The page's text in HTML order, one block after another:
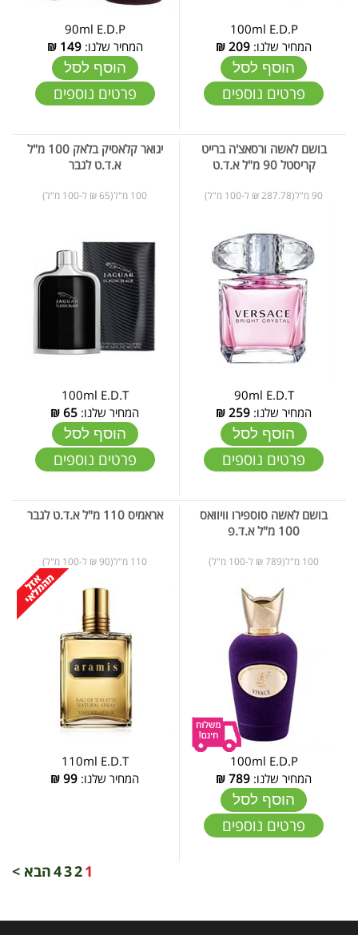
100ml E.D.P
המחיר שלנו: 209
₪
הוסף לסל
פרטים נוספים
90ml E.D.P
המחיר שלנו:149
₪
הוסף לסל
פרטים נוספים
בושם לאשה ורסאצ'ה ברייט
קריסטל 90 מ"ל א.ד.ט
90 מ"ל(287.78 ₪ ל-100 מ"ל)
90ml E.D.T
המחיר שלנו: 259
₪
הוסף לסל
פרטים נוספים
יגואר קלאסיק בלאק 100 מ"ל
א.ד.ט לגבר
100 מ"ל(65 ₪ ל-100 מ"ל)
100ml E.D.T
המחיר שלנו: 65
₪
הוסף לסל
פרטים נוספים
בושם לאשה סוספירו וויוואס
100 מ"ל א.ד.פ
100 מ"ל(789 ₪ ל-100 מ"ל)
100ml E.D.P
המחיר שלנו: 789
₪
הוסף לסל
פרטים נוספים
אראמיס 110 מ"ל א.ד.ט לגבר
110 מ"ל(90 ₪ ל-100 מ"ל)
110ml E.D.T
המחיר שלנו: 99
₪
1
2
3
4הבא >